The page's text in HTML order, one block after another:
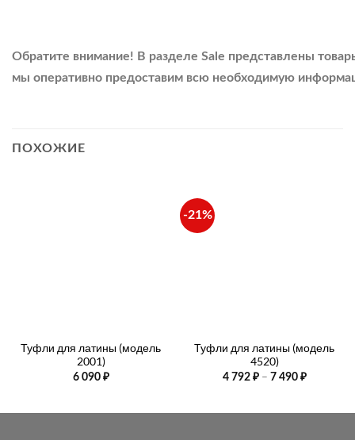
Обратите внимание! В разделе Sale представлены
мы оперативно предоставим всю необходимую
ПОХОЖИЕ
Туфли для латины (модель
2001)
6 090 ₽
-21%
Туфли для латины (модель
4520)
4 792 ₽ – 7 490 ₽Диапазон
–